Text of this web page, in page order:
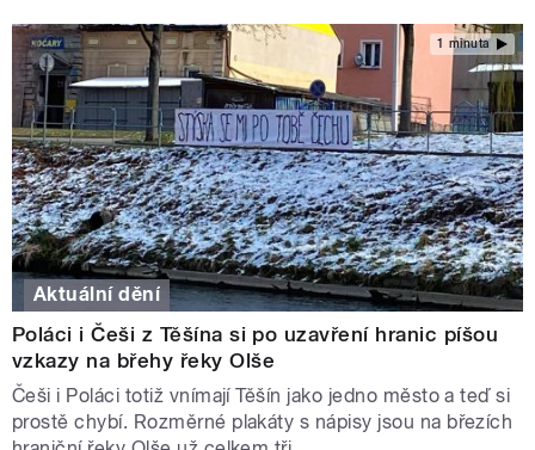
1 minuta
Aktuální dění
Poláci i Češi z Těšína si po uzavření hranic píšou
vzkazy na břehy řeky Olše
Češi i Poláci totiž vnímají Těšín jako jedno město a teď si
prostě chybí. Rozměrné plakáty s nápisy jsou na březích